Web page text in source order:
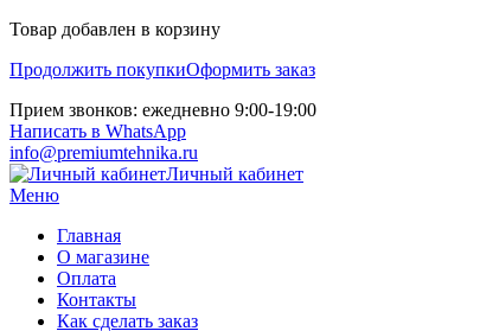
Товар добавлен в корзину
Продолжить покупкиОформить заказ
Прием звонков: ежедневно 9:00-19:00
Написать в WhatsApp
info@premiumtehnika.ru
Личный кабинет
Меню
Главная
О магазине
Оплата
Контакты
Как сделать заказ